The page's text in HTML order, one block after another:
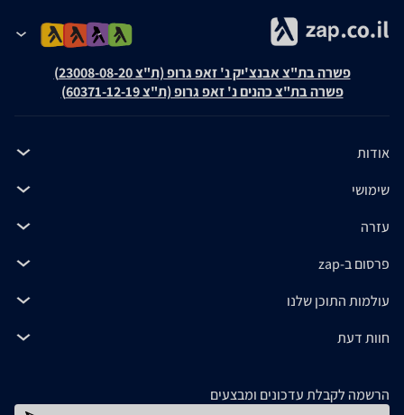
פשרה בת"צ אבנצ'יק נ' זאפ גרופ (ת"צ 23008-08-20)
פשרה בת"צ כהנים נ' זאפ גרופ (ת"צ 60371-12-19)
אודות
שימושי
עזרה
פרסום ב-zap
עולמות התוכן שלנו
חוות דעת
הרשמה לקבלת עדכונים ומבצעים